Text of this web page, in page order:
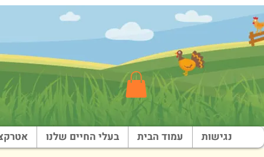
נגישות עמוד הבית בעלי החיים שלנו